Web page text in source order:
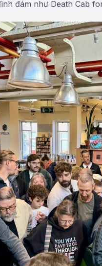
đám như Death Cab